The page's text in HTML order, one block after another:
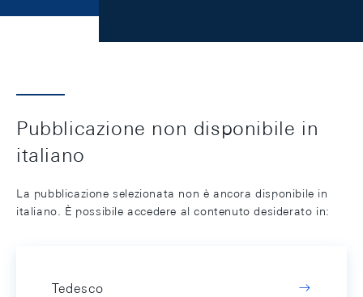
Pubblicazione non disponibile in
italiano
La pubblicazione selezionata non è ancora disponibile in
italiano. È possibile accedere al contenuto desiderato in:
Tedesco